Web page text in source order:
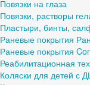
Повязки на глаза
Повязки, растворы
Пластыри, бинты,
Раневые покрытия
Раневые покрытия
Реабилитационная
Коляски для детей с